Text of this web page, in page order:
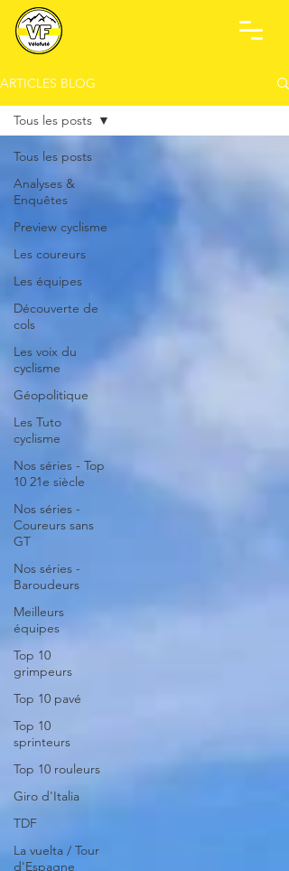
ARTICLES BLOG
Tous les posts
Analyses &
Enquêtes
Preview cyclisme
Les coureurs
Les équipes
Découverte de
cols
Les voix du
cyclisme
Géopolitique
Les Tuto
cyclisme
Nos séries - Top
10 21e siècle
Nos séries -
Coureurs sans
GT
Nos séries -
Baroudeurs
Meilleurs
équipes
Top 10
grimpeurs
Top 10 pavé
Top 10
sprinteurs
Top 10 rouleurs
Giro d'Italia
TDF
La vuelta / Tour
d'Espagne
Tous les posts